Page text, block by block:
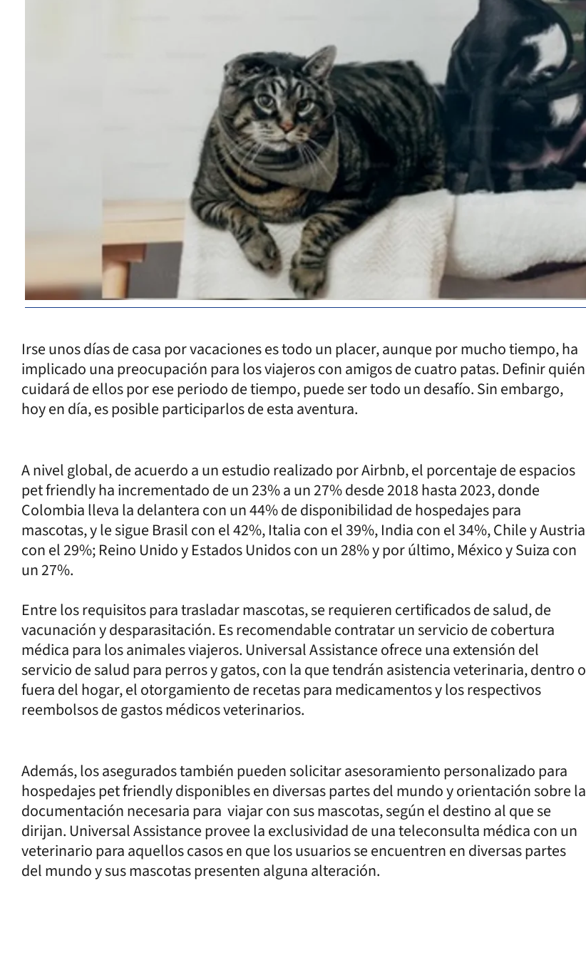
Irse unos días de casa por vacaciones es todo un placer, aunque por mucho tiempo, ha
implicado una preocupación para los viajeros con amigos de cuatro patas. Definir quién
cuidará de ellos por ese periodo de tiempo, puede ser todo un desafío. Sin embargo,
hoy en día, es posible participarlos de esta aventura.
A nivel global, de acuerdo a un estudio realizado por Airbnb, el porcentaje de espacios
pet friendly ha incrementado de un 23% a un 27% desde 2018 hasta 2023, donde
Colombia lleva la delantera con un 44% de disponibilidad de hospedajes para
mascotas, y le sigue Brasil con el 42%, Italia con el 39%, India con el 34%, Chile y Austria
con el 29%; Reino Unido y Estados Unidos con un 28% y por último, México y Suiza con
un 27%.
Entre los requisitos para trasladar mascotas, se requieren certificados de salud, de
vacunación y desparasitación. Es recomendable contratar un servicio de cobertura
médica para los animales viajeros. Universal Assistance ofrece una extensión del
servicio de salud para perros y gatos, con la que tendrán asistencia veterinaria, dentro o
fuera del hogar, el otorgamiento de recetas para medicamentos y los respectivos
reembolsos de gastos médicos veterinarios.
Además, los asegurados también pueden solicitar asesoramiento personalizado para
hospedajes pet friendly disponibles en diversas partes del mundo y orientación sobre la
documentación necesaria para viajar con sus mascotas, según el destino al que se
dirijan. Universal Assistance provee la exclusividad de una teleconsulta médica con un
veterinario para aquellos casos en que los usuarios se encuentren en diversas partes
del mundo y sus mascotas presenten alguna alteración.